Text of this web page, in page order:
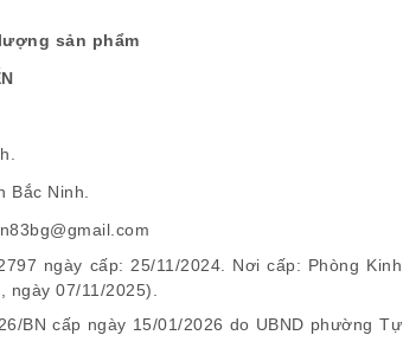
sản phẩm
Bắc Ninh
ngày cấp: 25/11/2024. Nơi cấp: Phòng Kinh
07/11/2025).
6/BN cấp ngày 15/01/2026 do UBND phường Tự